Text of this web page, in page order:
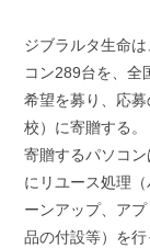
ジブラルタ生命
コン289台を、全
希望を募り、応
校）に寄贈する。
寄贈するパソコ
にリユース処理
ーンアップ、ア
品の付設等）を行